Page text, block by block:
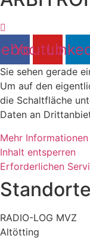
Youtube
Sie sehen gerade
Um auf den
die Schaltfläche
Daten an
Mehr Informationen
Inhalt entsperren
Erforderlichen
Standorte
RADIO-LOG MVZ
Altötting